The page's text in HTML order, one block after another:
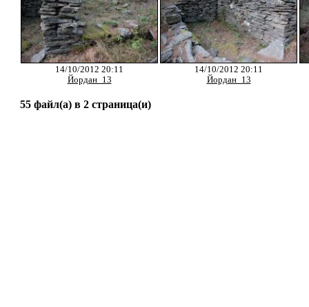
14/10/2012 20:11
Йордан_13
14/10/2012 20:11
Йордан_13
55 файл(а) в 2 страница(и)